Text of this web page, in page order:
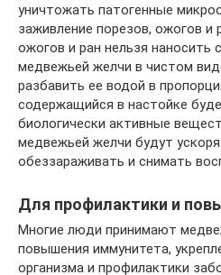
уничтожать патогенные
заживление порезов, ожогов и
ожогов и ран нельзя наносить
медвежьей желчи в чистом
разбавить ее водой в
содержащийся в настойке
биологически активные
медвежьей желчи будут
обеззараживать и снимать
Для профилактики и
Многие люди принимают
повышения иммунитета,
организма и профилактики